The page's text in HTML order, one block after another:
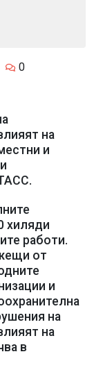
0
на
и
хиляди
работи.
от
и
на
на
в